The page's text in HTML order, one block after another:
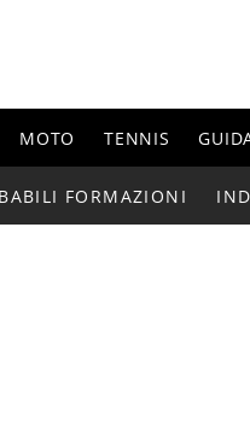
MOTO TENNIS
FORMAZIONI